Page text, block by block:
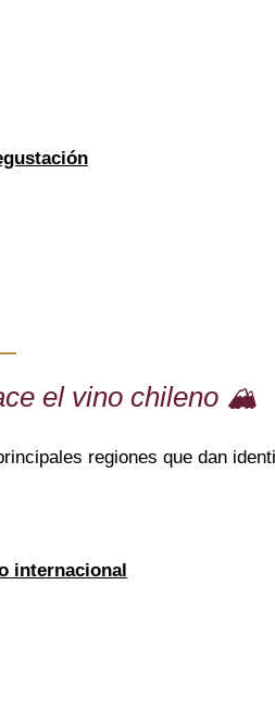
el vino chileno 🏔️
regiones que dan
internacional